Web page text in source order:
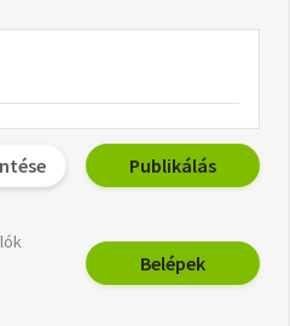
Publikálás
Belépek